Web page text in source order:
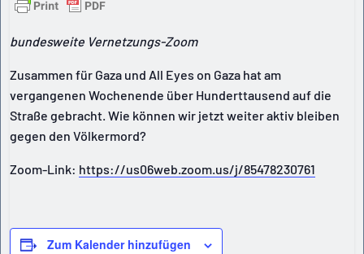
bundesweite Vernetzungs-Zoom
Zusammen für Gaza und All Eyes on Gaza hat am
vergangenen Wochenende über Hunderttausend auf die
Straße gebracht. Wie können wir jetzt weiter aktiv bleiben
gegen den Völkermord?
Zoom-Link: https://us06web.zoom.us/j/85478230761
Zum Kalender hinzufügen